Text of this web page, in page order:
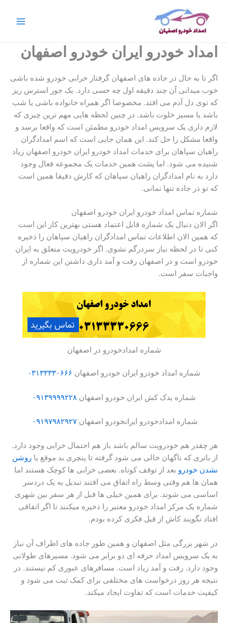
امداد خودرو ایران خودرو اصفهان
اگر تا به حال در جاده های اصفهان گرفتار خرابی خودرو شده باشی
خوب میدانی آن چند دقیقه اول چه حسی دارد. یک جور استرس ریز
که توی دل آدم می افتد. مخصوصا اگر همراه خانواده باشی یا شب
باشد یا مسیر خلوت باشد. در چنین لحظه هایی مهم ترین چیزی که
لازم داری یک سرویس امداد خودرو مطمئن است که واقعا برسد و
واقعا مشکل را حل کند. این همان جایی است که اسم امدادگران
راهیان سپاهان برای خدمات امداد خودرو ایران خودرو اصفهان زیاد
شنیده می شود. اما پشت همین خدمات یک مجموعه فعال وجود
دارد به نام امدادگران راهیان سپاهان که کارش دقیقا همین است
که تو در جاده تنها نمانی.
شماره تماس امداد خودرو ایران خودرو اصفهان
اگر الان دنبال یک شماره قابل اعتماد هستی بهترین کار این است
که همین الان اطلاعات تماس امدادگران راهیان سپاهان را ذخیره
کنی تا در لحظه نیاز سردرگم نشوی. اگر خودرویت متعلق به ایران
خودرو است و در اصفهان رفت و آمد داری داشتن این شماره از
واجبات سفر است.
شماره امدادخودرو در اصفهان
شماره امداد خودرو ایران خودرو اصفهان ۰۳۱۳۳۳۳۰۶۶۶
شماره یدک کش ایران خودرو اصفهان ۰۹۱۳۹۹۹۹۲۲۸
شماره امدادخودرو ایرانخودرو اصفهان ۰۹۱۹۷۹۸۲۹۲۷
هر چقدر هم خودرویت سالم باشد باز هم احتمال خرابی وجود دارد.
از باتری که ناگهان خالی می شود گرفته تا پنچری بد موقع یا روشن
نشدن خودرو بعد از توقف کوتاه. بعضی خرابی ها کوچک هستند اما
همان ها هم وقتی وسط راه اتفاق می افتند تبدیل به یک دردسر
اساسی می شوند. برای همین خیلی ها قبل از هر سفر بین شهری
شماره یک مرکز امداد خودرو معتبر را ذخیره میکنند تا اگر اتفاقی
افتاد نگویند کاش از قبل فکری کرده بودم.
در شهر بزرگی مثل اصفهان و همین طور جاده های اطراف آن نیاز
به یک سرویس امداد حرفه ای دو برابر می شود. مسیرهای طولانی
وجود دارد. رفت و آمد زیاد است. مسافرهای عبوری کم نیستند. در
نتیجه هر روز درخواست های مختلفی برای کمک ثبت می شود و
کیفیت خدمات است که تفاوت ایجاد میکند.